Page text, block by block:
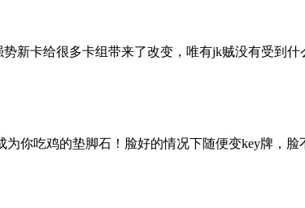
新卡给很多卡组带来了改变，唯有jk贼没有受到
你吃鸡的垫脚石！脸好的情况下随便变key牌，